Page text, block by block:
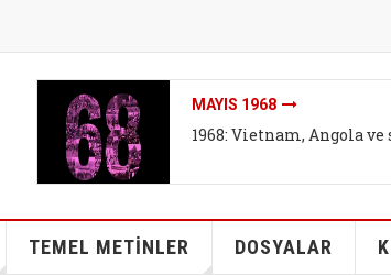
MAYIS 1968
1968: Vietnam, Angola ve
TEMEL METİNLER DOSYALAR